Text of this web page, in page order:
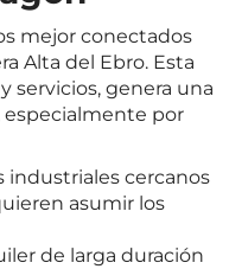
mejor conectados
Alta del Ebro. Esta
servicios, genera una
especialmente por
industriales cercanos
asumir los
de larga duración